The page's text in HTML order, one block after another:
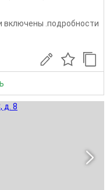
включены .подробности